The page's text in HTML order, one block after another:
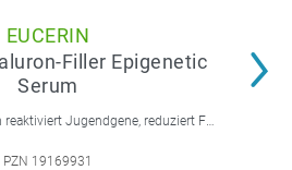
EUCERIN
Filler Epigenetic
Serum
Hyaluron-Filler Serum reaktiviert Jugendgene, reduziert Falten und feine Linien, spendet intensive Feuchtigkeit und strafft die Gesichtskonturen.
PZN 19169931